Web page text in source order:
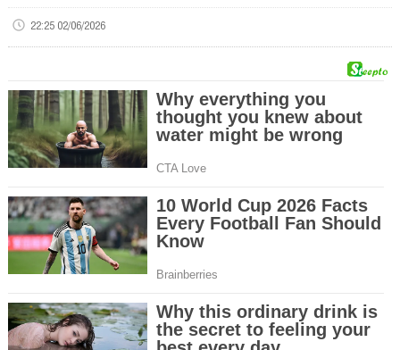
22:25 02/06/2026